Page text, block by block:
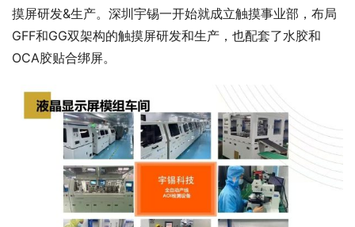
摸屏研发&生产。深圳宇锡一开始就成立触摸事业部，布局
GFF和GG双架构的触摸屏研发和生产，也配套了水胶和
OCA胶贴合绑屏。